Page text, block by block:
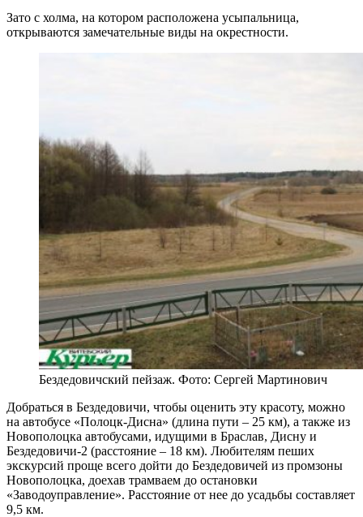
Зато с холма, на котором расположена усыпальница,
открываются замечательные виды на окрестности.
Бездедовичский пейзаж. Фото: Сергей Мартинович
Добраться в Бездедовичи, чтобы оценить эту красоту, можно
на автобусе «Полоцк-Дисна» (длина пути – 25 км), а также из
Новополоцка автобусами, идущими в Браслав, Дисну и
Бездедовичи-2 (расстояние – 18 км). Любителям пеших
экскурсий проще всего дойти до Бездедовичей из промзоны
Новополоцка, доехав трамваем до остановки
«Заводоуправление». Расстояние от нее до усадьбы составляет
9,5 км.